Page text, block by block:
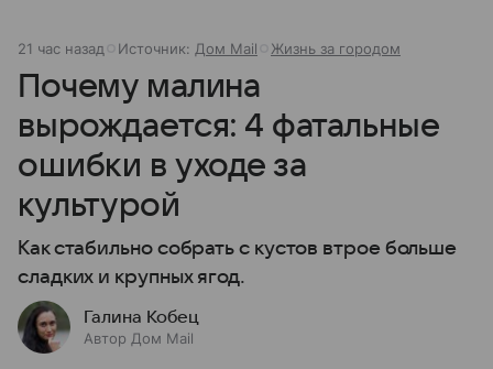
21 час назад Источник: Дом Mail Жизнь за городом
Почему малина
вырождается: 4 фатальные
ошибки в уходе за
культурой
Как стабильно собрать с кустов втрое больше
сладких и крупных ягод.
Галина Кобец
Автор Дом Mail